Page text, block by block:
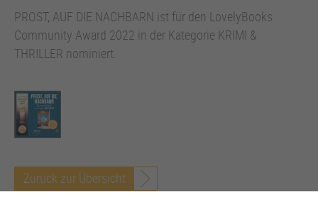
PROST, AUF DIE NACHBARN ist für den LovelyBooks
Community Award 2022 in der Kategorie KRIMI &
THRILLER nominiert.
Zurück zur Übersicht